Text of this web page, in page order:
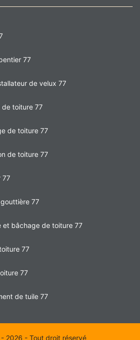
77
de velux 77
de toiture 77
de toiture 77
de toiture 77
77
77
et bâchage de toiture 77
77
77
de tuile 77
2026 - Tout droit réservé